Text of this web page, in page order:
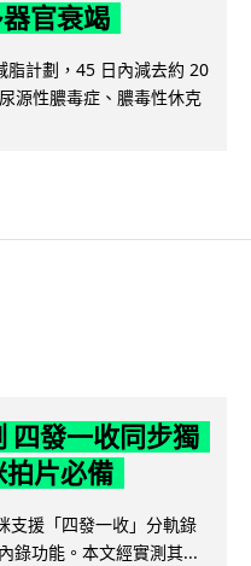
官衰竭
脂計劃，45 日內減去約 20
源性膿毒症、膿毒性休克
發一收同步獨
片必備
支援「四發一收」分軌錄
錄功能。本文經實測其...